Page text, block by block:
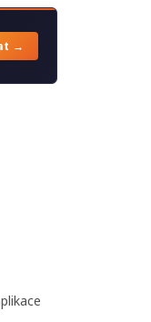
→